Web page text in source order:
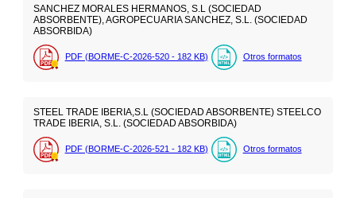
SANCHEZ MORALES HERMANOS, S.L (SOCIEDAD
ABSORBENTE), AGROPECUARIA SANCHEZ, S.L. (SOCIEDAD
ABSORBIDA)
PDF (BORME-C-2026-520 - 182 KB) Otros formatos
STEEL TRADE IBERIA,S.L (SOCIEDAD ABSORBENTE) STEELCO
TRADE IBERIA, S.L. (SOCIEDAD ABSORBIDA)
PDF (BORME-C-2026-521 - 182 KB) Otros formatos